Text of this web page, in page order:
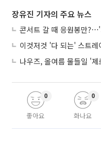
장유진 기자의 주요 뉴스
콘서트 갈 때 응원봉만
좋아요
0
화나요
0